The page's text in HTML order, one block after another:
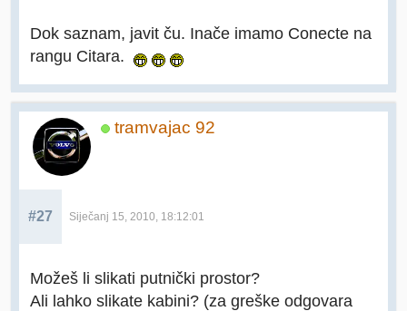
Dok saznam, javit ču. Inače imamo Conecte na
rangu Citara.
tramvajac 92
#27 Siječanj 15, 2010, 18:12:01
Možeš li slikati putnički prostor?
Ali lahko slikate kabini? (za greške odgovara